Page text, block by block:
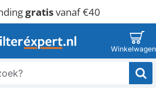
gratisvanaf €40